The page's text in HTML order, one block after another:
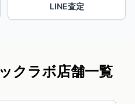
LINE査定
クラボ店舗一覧